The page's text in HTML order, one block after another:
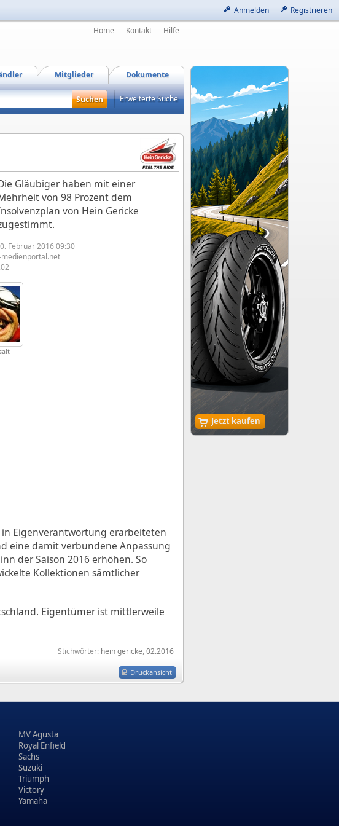
Anmelden Registrieren
Jetzt kaufen
Home Kontakt Hilfe
Dokumente
Mitglieder
Erweiterte Suche
Gläubiger haben mit einer
von 98 Prozent dem
von Hein Gericke
Februar 2016 09:30
Eigenverantwortung erarbeiteten
eine damit verbundene Anpassung
der Saison 2016 erhöhen. So
Kollektionen sämtlicher
Eigentümer ist mittlerweile
Stichwörter: hein gericke, 02.2016
Druckansicht
MV Agusta
Royal Enfield
Sachs
Suzuki
Triumph
Victory
Yamaha